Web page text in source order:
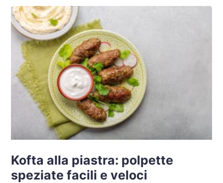
Kofta alla piastra: polpette
speziate facili e veloci